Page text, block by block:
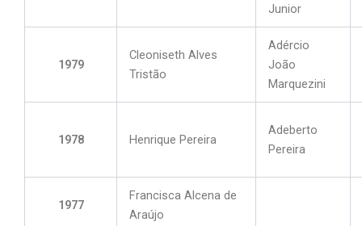
Junior
1979
Cleoniseth Alves
Tristão
Adércio
João
Marquezini
1978 Henrique Pereira
Adeberto
Pereira
1977
Francisca Alcena de
Araújo